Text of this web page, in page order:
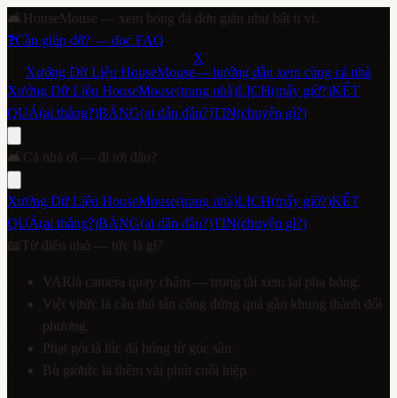
🛋️ HouseMouse — xem bóng đá đơn giản như bật ti vi.
❓Cần giúp đỡ? — đọc FAQ
X
Xưởng Dữ Liệu HouseMouse— hướng dẫn xem cùng cả nhà
Xưởng Dữ Liệu HouseMouse(trang nhà)LỊCH(mấy giờ?)KẾT
QUẢ(ai thắng?)BẢNG(ai dẫn đầu?)TIN(chuyện gì?)
🛋️ Cả nhà ơi — đi tới đâu?
Xưởng Dữ Liệu HouseMouse(trang nhà)LỊCH(mấy giờ?)KẾT
QUẢ(ai thắng?)BẢNG(ai dẫn đầu?)TIN(chuyện gì?)
📖 Từ điển nhỏ — tức là gì?
VAR là camera quay chậm — trọng tài xem lại pha bóng.
Việt vịtức là cầu thủ tấn công đứng quá gần khung thành đối
phương.
Phạt góc là lúc đá bóng từ góc sân.
Bù giờtức là thêm vài phút cuối hiệp.